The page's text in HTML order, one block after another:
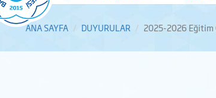
ANA SAYFA DUYURULAR 2025-2026 Eğitim